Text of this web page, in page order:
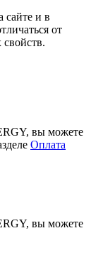
сайте и в
от
свойств.
вы можете
Оплата
вы можете